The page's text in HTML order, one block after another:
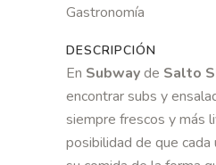
Gastronomía
DESCRIPCIÓN
En Subwayde Salto
encontrar subs y
siempre frescos y más
posibilidad de que